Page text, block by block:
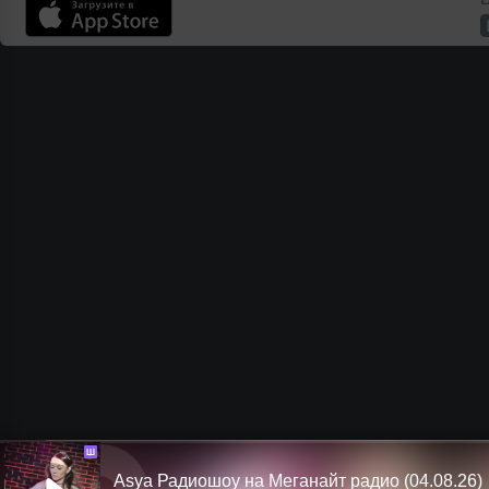
Ш
Asya Радиошоу на Меганайт радио (04.08.26)